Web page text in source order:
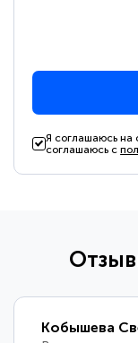
Я соглашаюсь на
соглашаюсь с
Кобышева